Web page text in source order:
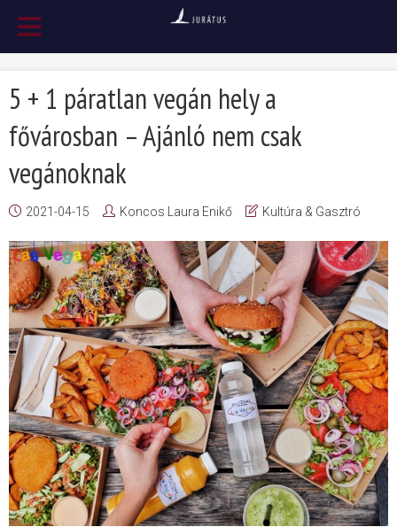
5 + 1 páratlan vegán hely a
fővárosban – Ajánló nem csak
vegánoknak
2021-04-15 Koncos Laura Enikő Kultúra & Gasztró